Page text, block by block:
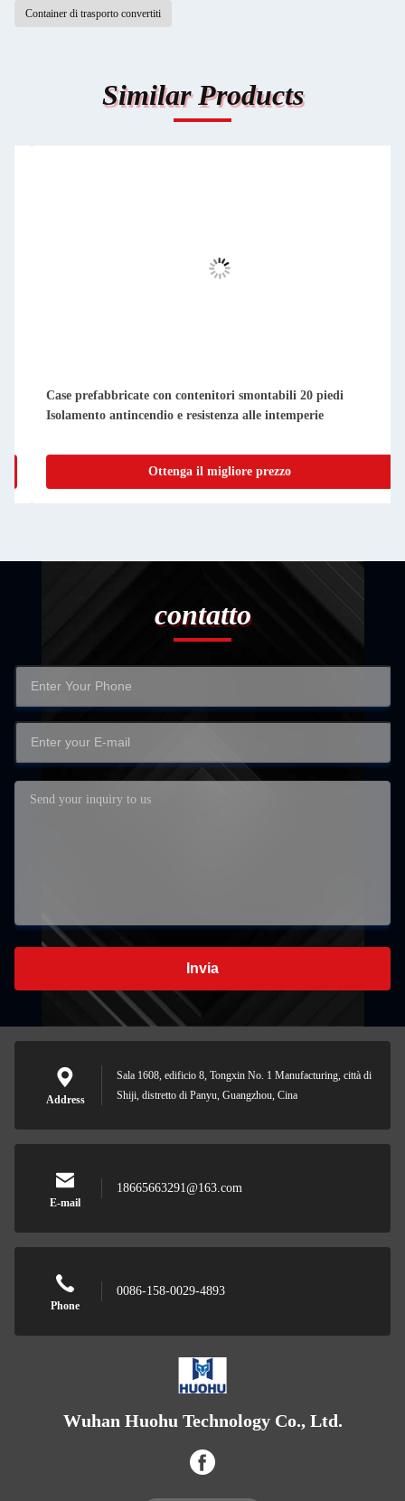
Container di trasporto convertiti
Similar Products
Case prefabbricate compatte e smontabili, facili da pulire e
impermeabili
Ottenga il migliore prezzo
contatto
Invia
Address
Sala 1608, edificio 8, Tongxin No. 1 Manufacturing, città di
Shiji, distretto di Panyu, Guangzhou, Cina
E-mail
18665663291@163.com
Phone
0086-158-0029-4893
Wuhan Huohu Technology Co., Ltd.